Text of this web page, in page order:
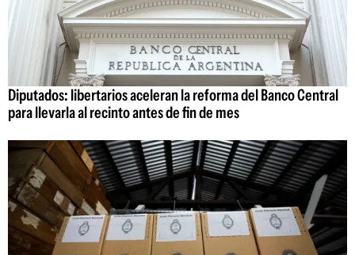
Diputados: libertarios aceleran la reforma del Banco Central
para llevarla al recinto antes de fin de mes